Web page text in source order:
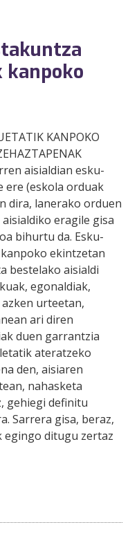
KANPOKO
aisialdian esku-
ere (eskola orduak
dira, lanerako orduen
eragile gisa
bihurtu da. Esku-
ekintzetan
bestelako aisialdi
egonaldiak,
urteetan,
ari diren
duen garrantzia
ateratzeko
den, aisiaren
nahasketa
gehiegi definitu
Sarrera gisa, beraz,
egingo ditugu zertaz